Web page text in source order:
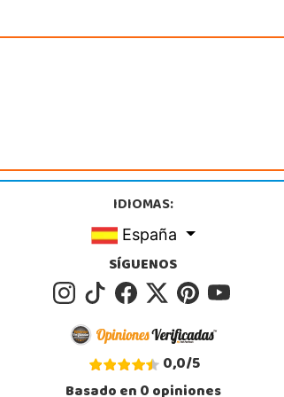
IDIOMAS:
España
SÍGUENOS
0,0/5